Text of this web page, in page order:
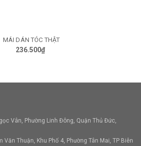
MÁI DÁN TÓC THẬT
236.500₫
Vân, Phường Linh Đông, Quận Thủ Đức,
Văn Thuận, Khu Phố 4, Phường Tân Mai, TP Biên